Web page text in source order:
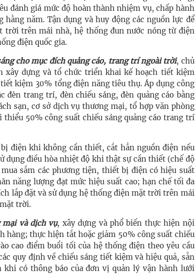
đánh giá mức độ hoàn thành nhiệm vụ, chấp hành
năm. Tận dụng và huy động các nguồn lực để
trời trên mái nhà, hệ thống đun nước nóng từ điện
điện quốc gia.
cho mục đích quảng cáo, trang trí ngoài trời, chủ
xây dựng và tổ chức triển khai kế hoạch tiết kiệm
kiệm 30% tổng điện năng tiêu thụ. Áp dụng công
đèn trang trí, đèn chiếu sáng, đèn quảng cáo bằng
sạn, cơ sở dịch vụ thương mại, tổ hợp văn phòng
50% công suất chiếu sáng quảng cáo trang trí
điện khi không cần thiết, cắt hẳn nguồn điện nếu
dụng điều hòa nhiệt độ khi thật sự cần thiết (chế độ
sắm các phương tiện, thiết bị điện có hiệu suất
năng lượng đạt mức hiệu suất cao; hạn chế tối đa
lắp đặt và sử dụng hệ thống điện mặt trời trên mái
trời.
và dịch vụ, xây dựng và phổ biến thực hiện nội
hàng; thực hiện tắt hoặc giảm 50% công suất chiếu
cao điểm buổi tối của hệ thống điện theo yêu cầu
quy định về chiếu sáng tiết kiệm và hiệu quả, sẵn
khi có thông báo của đơn vị quản lý vận hành lưới